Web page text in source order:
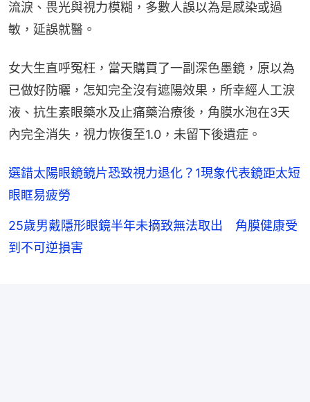
流淚、畏光與視力模糊，多數人誤以為是感染或過
敏，延誤就醫。
女大生直呼冤枉，當天購買了一副深色墨鏡，原以為
已做好防曬，怎知完全沒有遮陽效果，所幸經人工淚
液、抗生素眼藥水及止痛藥治療後，角膜水泡在3天
內完全消失，視力恢復至1.0，未留下後遺症。
選錯太陽眼鏡鏡片恐致視力退化？1現象代表鏡距太短
眼眶易疲勞
25歲男戴隱形眼鏡半年未摘致無法取出 角膜健康受
到不可逆損害